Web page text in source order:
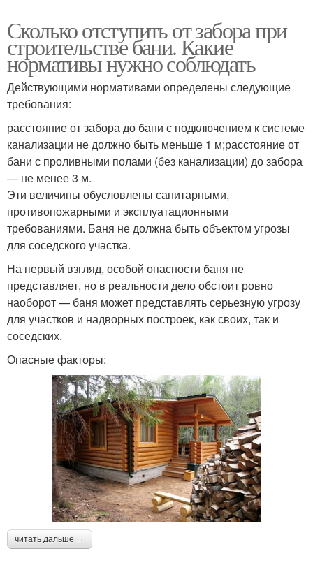
Сколько отступить от забора при
строительстве бани. Какие
нормативы нужно соблюдать
Действующими нормативами определены следующие
требования:
расстояние от забора до бани с подключением к системе
канализации не должно быть меньше 1 м;расстояние от
бани с проливными полами (без канализации) до забора
— не менее 3 м.
Эти величины обусловлены санитарными,
противопожарными и эксплуатационными
требованиями. Баня не должна быть объектом угрозы
для соседского участка.
На первый взгляд, особой опасности баня не
представляет, но в реальности дело обстоит ровно
наоборот — баня может представлять серьезную угрозу
для участков и надворных построек, как своих, так и
соседских.
Опасные факторы:
читать дальше →